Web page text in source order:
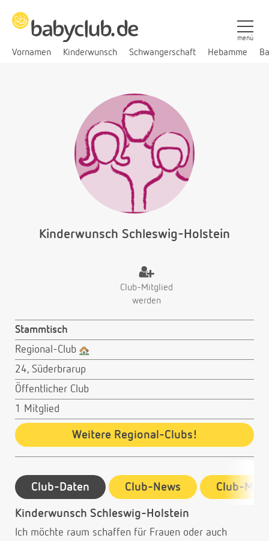
Vornamen Kinderwunsch Schwangerschaft Hebamme
menü
Kinderwunsch Schleswig-Holstein
Club-Mitglied
werden
Stammtisch
Regional-Club
24, Süderbrarup
Öffentlicher Club
1 Mitglied
Weitere Regional-Clubs!
Club-Daten Club-News Club-
Kinderwunsch Schleswig-Holstein
Ich möchte raum schaffen für Frauen oder auch